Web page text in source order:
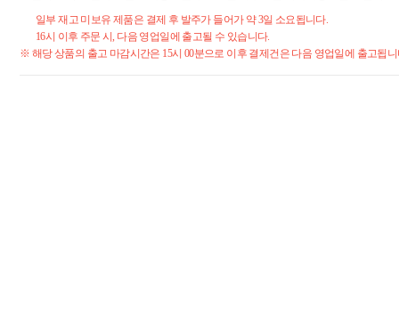
일부 재고 미보유 제품은 결제 후 발주가 들어가 약 3일 소요됩니다.
16시 이후 주문 시, 다음 영업일에 출고될 수 있습니다.
※ 해당 상품의 출고 마감시간은 15시 00분으로 이후 결제건은 다음 영업일에 출고됩니